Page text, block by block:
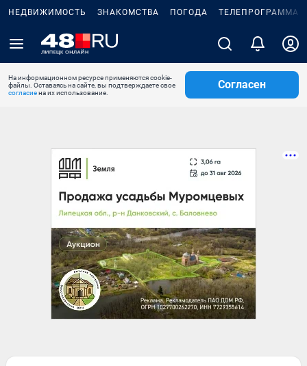
НЕДВИЖИМОСТЬ ЗНАКОМСТВА ПОГОДА ТЕЛЕПРОГРАММА
На информационном ресурсе применяются cookie-
файлы. Оставаясь на сайте, вы подтверждаете свое
согласиена их использование.
Согласен